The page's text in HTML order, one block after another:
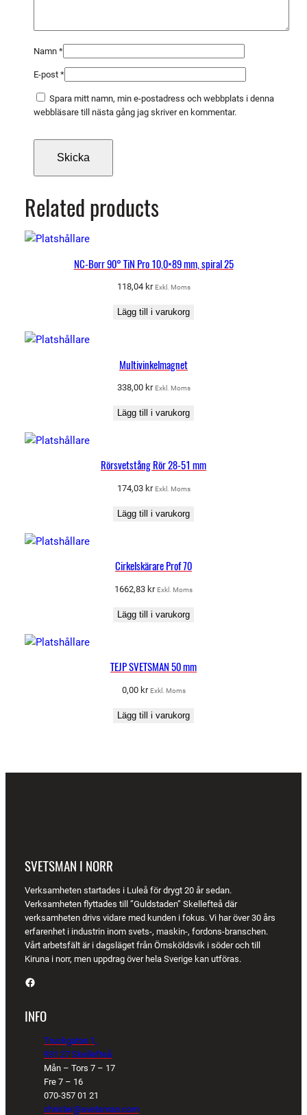
Namn *
E-post *
Spara mitt namn, min e-postadress och webbplats i denna
webbläsare till nästa gång jag skriver en kommentar.
Related products
NC-Borr 90° TiN Pro 10,0×89 mm, spiral 25
118,04 kr Exkl. Moms
Lägg till i varukorg
Multivinkelmagnet
338,00 kr Exkl. Moms
Lägg till i varukorg
Rörsvetstång Rör 28-51 mm
174,03 kr Exkl. Moms
Lägg till i varukorg
Cirkelskärare Prof 70
1662,83 kr Exkl. Moms
Lägg till i varukorg
TEJP SVETSMAN 50 mm
0,00 kr Exkl. Moms
Lägg till i varukorg
SVETSMAN I NORR
Verksamheten startades i Luleå för drygt 20 år sedan.
Verksamheten flyttades till ”Guldstaden” Skellefteå där
verksamheten drivs vidare med kunden i fokus. Vi har över 30 års
erfarenhet i industrin inom svets-, maskin-, fordons-branschen.
Vårt arbetsfält är i dagsläget från Örnsköldsvik i söder och till
Kiruna i norr, men uppdrag över hela Sverige kan utföras.
Facebook
INFO
Truckgatan 1,
931 27 Skellefteå
Mån – Tors 7 – 17
Fre 7 – 16
070-357 01 21
christer@svetsman.com